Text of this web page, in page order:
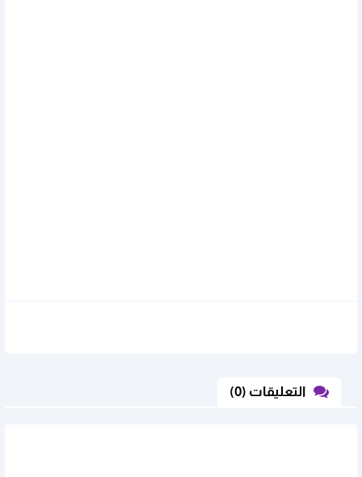
التعليقات (0)